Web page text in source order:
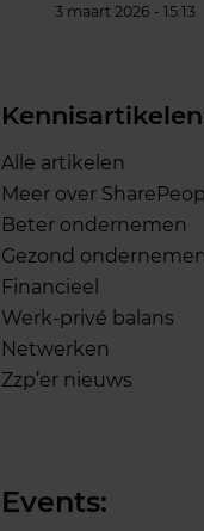
3 maart 2026 - 15:13
Alle artikelen
Meer over
Beter ondernemen
Gezond ondernemen
Financieel
Werk-privé balans
Netwerken
Zzp’er nieuws
Events: